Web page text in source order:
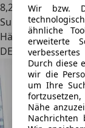
Wir bzw.
ähnliche
erweiterte
Durch diese
wir die
um Ihre
Nähe
Nachrichten
8,2 l/100 km
SuperDEAL
Händler
DE 50171